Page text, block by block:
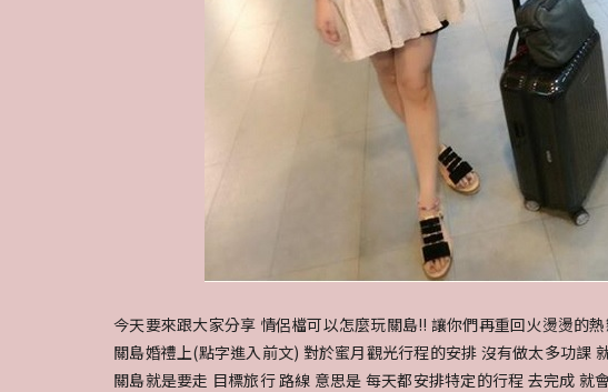
今天要來跟大家分享 情侶檔可以怎麼玩關島!! 讓你們再重回火燙燙的
關島婚禮上(點字進入前文) 對於蜜月觀光行程的安排 沒有做太多功課
關島就是要走 目標旅行 路線 意思是 每天都安排特定的行程 去完成 就